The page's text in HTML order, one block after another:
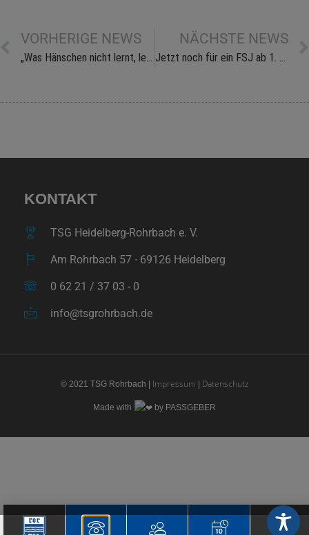
VORHERIGE NEWS
„Was Hänschen nicht lernt, lernt Hans nimmermehr“
NÄCHSTE NEWS
Jetzt noch für ein FSJ ab 1. September 2019 bewerben
KONTAKT
TSG Heidelberg-Rohrbach e. V.
Am Rohrbach 57 ∙ 69126 Heidelberg
0 62 21 / 37 03 - 0
info@tsgrohrbach.de
© 2021 TSG Rohrbach | Impressum Datenschutz
Made with by PASSGEBER